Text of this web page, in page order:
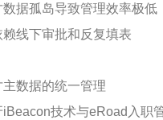
据孤岛导致管理效率极低
线下审批和反复填表
数据的统一管理
技术与eRoad入职